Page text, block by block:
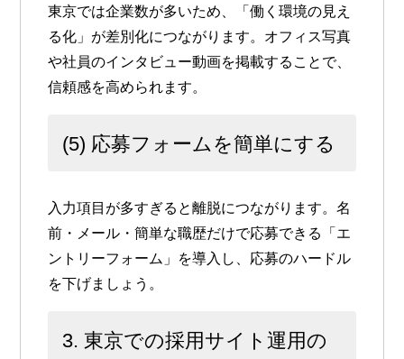
東京では企業数が多いため、「働く環境の見え
る化」が差別化につながります。オフィス写真
や社員のインタビュー動画を掲載することで、
信頼感を高められます。
(5) 応募フォームを簡単にする
入力項目が多すぎると離脱につながります。名
前・メール・簡単な職歴だけで応募できる「エ
ントリーフォーム」を導入し、応募のハードル
を下げましょう。
3. 東京での採用サイト運用の